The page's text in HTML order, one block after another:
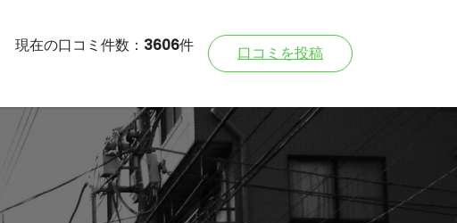
現在の口コミ件数： 3606件 口コミを投稿